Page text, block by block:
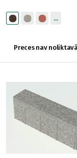
Preces nav noliktavā